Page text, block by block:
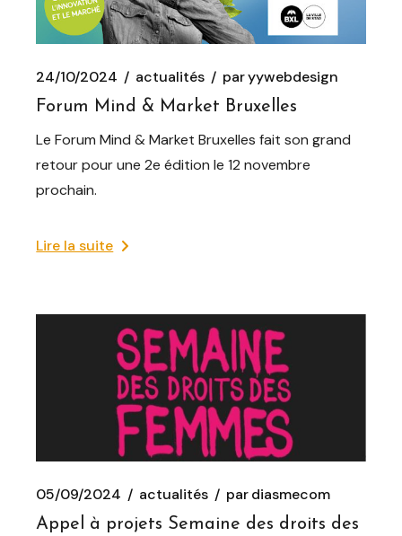
24/10/2024 actualités paryywebdesign
Forum Mind & Market Bruxelles
Le Forum Mind & Market Bruxelles fait son grand
retour pour une 2e édition le 12 novembre
prochain.
Lire la suite
05/09/2024 actualités pardiasmecom
Appel à projets Semaine des droits des